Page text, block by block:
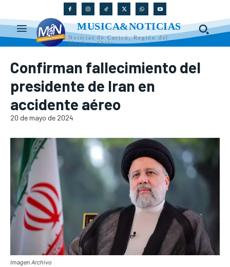
MUSICA&NOTICIAS
Noticias de Curicó, Región del
Maule y Chile
Confirman fallecimiento del
presidente de Iran en
accidente aéreo
20 de mayo de 2024
Imagen Archivo